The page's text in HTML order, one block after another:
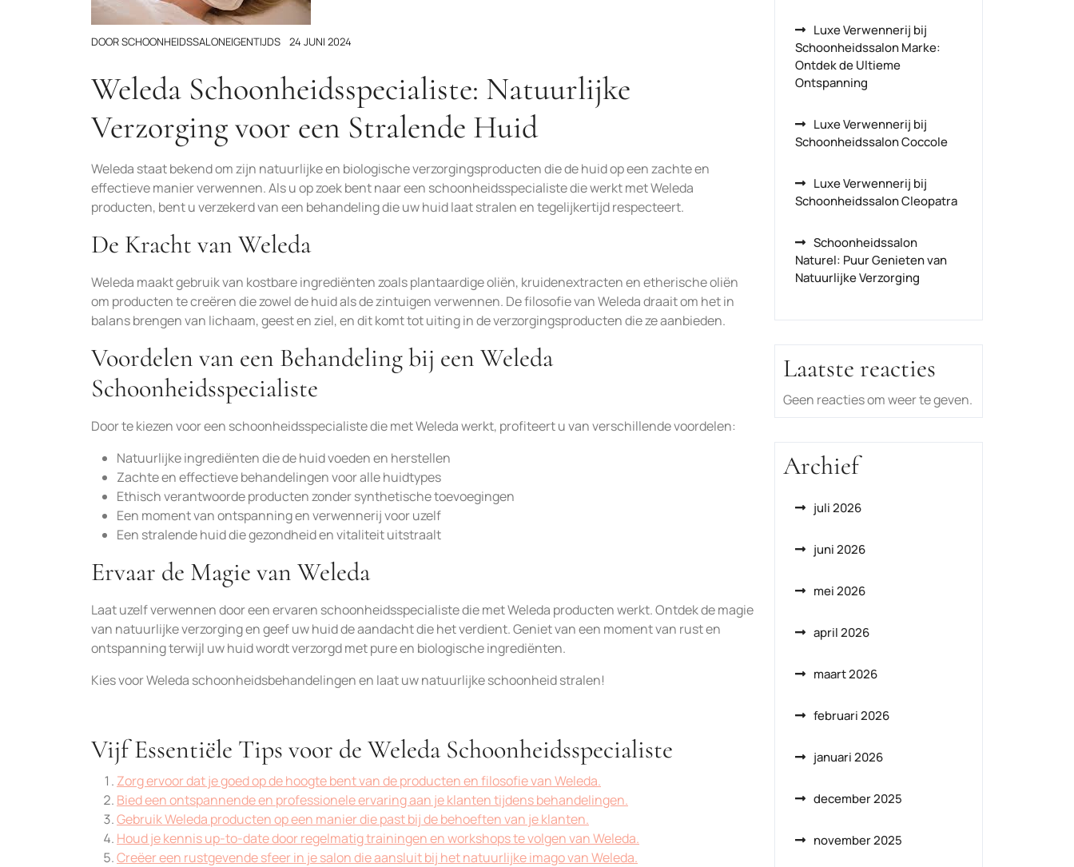
DOORSCHOONHEIDSSALONEIGENTIJDS 24 JUNI 2024
Weleda Schoonheidsspecialiste: Natuurlijke
Verzorging voor een Stralende Huid
Weleda staat bekend om zijn natuurlijke en biologische verzorgingsproducten die de huid op een zachte en
effectieve manier verwennen. Als u op zoek bent naar een schoonheidsspecialiste die werkt met Weleda
producten, bent u verzekerd van een behandeling die uw huid laat stralen en tegelijkertijd respecteert.
De Kracht van Weleda
Weleda maakt gebruik van kostbare ingrediënten zoals plantaardige oliën, kruidenextracten en etherische oliën
om producten te creëren die zowel de huid als de zintuigen verwennen. De filosofie van Weleda draait om het in
balans brengen van lichaam, geest en ziel, en dit komt tot uiting in de verzorgingsproducten die ze aanbieden.
Voordelen van een Behandeling bij een Weleda
Schoonheidsspecialiste
Door te kiezen voor een schoonheidsspecialiste die met Weleda werkt, profiteert u van verschillende voordelen:
Natuurlijke ingrediënten die de huid voeden en herstellen
Zachte en effectieve behandelingen voor alle huidtypes
Ethisch verantwoorde producten zonder synthetische toevoegingen
Een moment van ontspanning en verwennerij voor uzelf
Een stralende huid die gezondheid en vitaliteit uitstraalt
Ervaar de Magie van Weleda
Laat uzelf verwennen door een ervaren schoonheidsspecialiste die met Weleda producten werkt. Ontdek de magie
van natuurlijke verzorging en geef uw huid de aandacht die het verdient. Geniet van een moment van rust en
ontspanning terwijl uw huid wordt verzorgd met pure en biologische ingrediënten.
Kies voor Weleda schoonheidsbehandelingen en laat uw natuurlijke schoonheid stralen!
Vijf Essentiële Tips voor de Weleda Schoonheidsspecialiste
Zorg ervoor dat je goed op de hoogte bent van de producten en filosofie van Weleda.
Bied een ontspannende en professionele ervaring aan je klanten tijdens behandelingen.
Gebruik Weleda producten op een manier die past bij de behoeften van je klanten.
Houd je kennis up-to-date door regelmatig trainingen en workshops te volgen van Weleda.
Creëer een rustgevende sfeer in je salon die aansluit bij het natuurlijke imago van Weleda.
Luxe Verwennerij bij
Schoonheidssalon Marke:
Ontdek de Ultieme
Ontspanning
Luxe Verwennerij bij
Schoonheidssalon Coccole
Luxe Verwennerij bij
Schoonheidssalon Cleopatra
Schoonheidssalon
Naturel: Puur Genieten van
Natuurlijke Verzorging
Laatste reacties
Geen reacties om weer te geven.
Archief
juli 2026
juni 2026
mei 2026
april 2026
maart 2026
februari 2026
januari 2026
december 2025
november 2025